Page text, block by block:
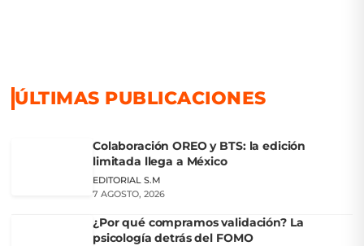
ÚLTIMAS PUBLICACIONES
Colaboración OREO y BTS: la edición
limitada llega a México
EDITORIAL S.M
7 AGOSTO, 2026
¿Por qué compramos validación? La
psicología detrás del FOMO